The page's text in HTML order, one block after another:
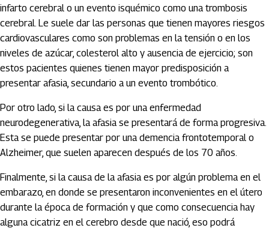
infarto cerebral o un evento isquémico como una trombosis
cerebral. Le suele dar las personas que tienen mayores riesgos
cardiovasculares como son problemas en la tensión o en los
niveles de azúcar, colesterol alto y ausencia de ejercicio; son
estos pacientes quienes tienen mayor predisposición a
presentar afasia, secundario a un evento trombótico.
Por otro lado, si la causa es por una enfermedad
neurodegenerativa, la afasia se presentará de forma progresiva.
Esta se puede presentar por una demencia frontotemporal o
Alzheimer, que suelen aparecen después de los 70 años.
Finalmente, si la causa de la afasia es por algún problema en el
embarazo, en donde se presentaron inconvenientes en el útero
durante la época de formación y que como consecuencia hay
alguna cicatriz en el cerebro desde que nació, eso podrá